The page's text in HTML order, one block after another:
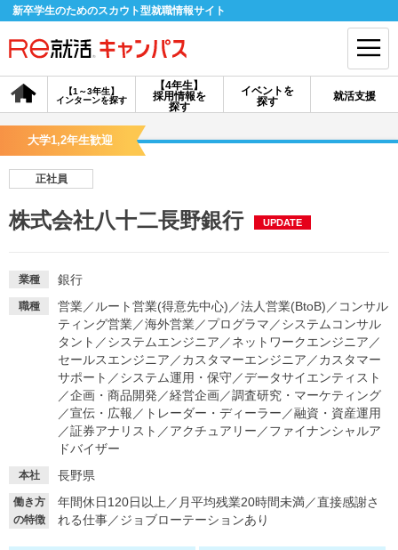
新卒学生のためのスカウト型就職情報サイト
【4年生】
採用情報を
探す
【1～3年生】
インターンを探す
イベントを
探す
就活支援
会員登録 ログイン
探す
イベントを探す スカウト お知らせ
就活ノウハウ・サポート
就活支援
就活ノウハウが満載！
就活コラム
適職診断
あなたに合う仕事を診断！
就活チャンネル
動画で対策講座をチェック
大学1,2年生歓迎
正社員
株式会社八十二長野銀行 UPDATE
業種 銀行
職種 営業／ ルート営業(得意先中心) ／法人営業(BtoB) ／ コンサル
ティング営業／海外営業／プログラマ ／システムコンサル
タント ／システムエンジニア ／ネットワークエンジニア ／
セールスエンジニア ／カスタマーエンジニア ／カスタマー
サポート ／システム運用・保守／データサイエンティスト
／企画・商品開発 ／経営企画／調査研究・マーケティング
／宣伝・広報 ／ トレーダー・ディーラー ／融資・資産運用
／証券アナリスト ／アクチュアリー ／ファイナンシャルア
ドバイザー
本社 長野県
働き方
の特徴
年間休日120日以上 ／ 月平均残業20時間未満／直接感謝さ
れる仕事／ジョブローテーションあり